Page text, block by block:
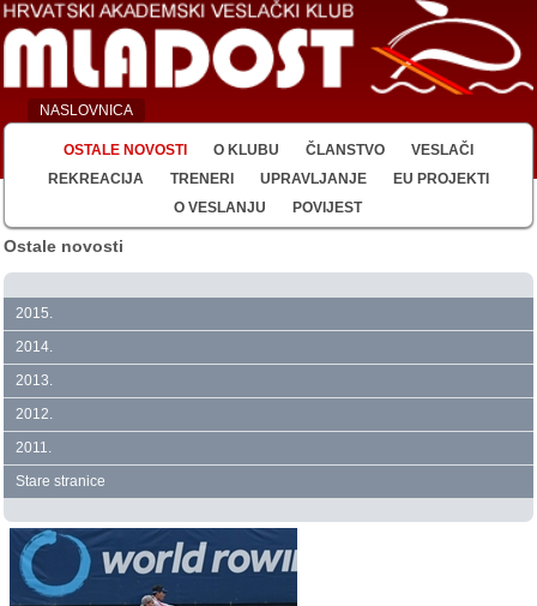
NASLOVNICA
OSTALE NOVOSTI O KLUBU ČLANSTVO
VESLAČI
REKREACIJA
TRENERI UPRAVLJANJE
EU PROJEKTI
O VESLANJU
POVIJEST
Ostale novosti
2015.
2014.
2013.
2012.
2011.
Stare stranice